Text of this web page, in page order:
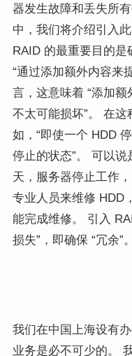
器发生故障和丢失所
中，我们将介绍引入
RAID 的最重要目的
“通过添加额外内容来
言，这意味着 “添加
不太可能损坏”。 在这
如，“即使一个 HDD
停止的状态”。 可以
天，服务器停止工作
专业人员来维修 HDD
能完成维修。 引入
损失”，即确保 “冗余”。
我们在中国上海设有
业务是必不可少的。